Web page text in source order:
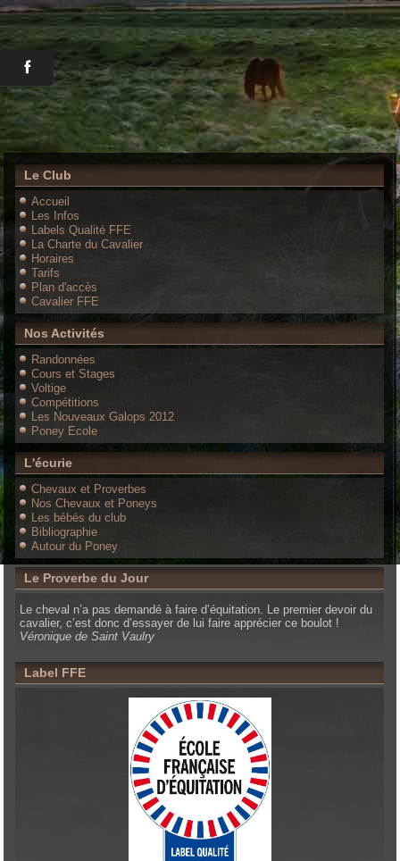
Le Club
Accueil
Les Infos
Labels Qualité FFE
La Charte du Cavalier
Horaires
Tarifs
Plan d'accès
Cavalier FFE
Nos Activités
Randonnées
Cours et Stages
Voltige
Compétitions
Les Nouveaux Galops 2012
Poney Ecole
L'écurie
Chevaux et Proverbes
Nos Chevaux et Poneys
Les bébés du club
Bibliographie
Autour du Poney
Le Proverbe du Jour
Le cheval n’a pas demandé à faire d’équitation. Le premier devoir du
cavalier, c’est donc d’essayer de lui faire apprécier ce boulot !
Véronique de Saint Vaulry
Label FFE